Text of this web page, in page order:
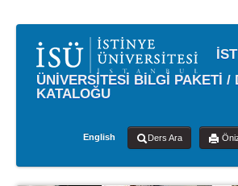
ÜNİVERSİTESİ BİLGİ PAKETİ /
KATALOĞU
English Ders Ara